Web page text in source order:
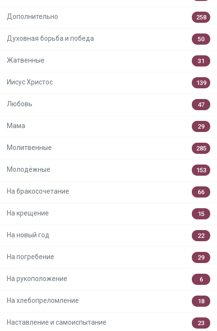
Дополнительно 258
Духовная борьба и победа 50
Жатвенные 31
Иисус Христос 139
Любовь 47
Мама 29
Молитвенные 285
Молодёжные 153
На бракосочетание 66
На крещение 15
На новый год 22
На погребение 29
На рукоположение 6
На хлебопреломление 18
Наставление и самоиспытание 23